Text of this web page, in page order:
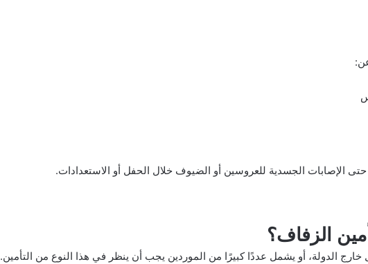
الإصابات الجسدية للعروسين أو الضيوف خلال الحفل أو الاستعدادات.
الزفاف؟
الدولة، أو يشمل عددًا كبيرًا من الموردين يجب أن ينظر في هذا النوع من التأمين.